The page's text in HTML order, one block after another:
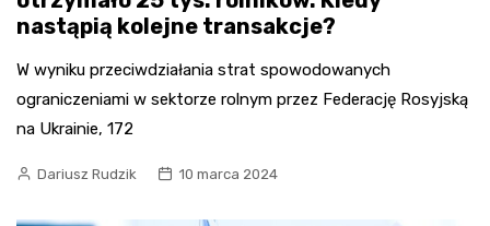
nastąpią kolejne transakcje?
W wyniku przeciwdziałania strat spowodowanych
ograniczeniami w sektorze rolnym przez Federację Rosyjską
na Ukrainie, 172
Dariusz Rudzik 10 marca 2024